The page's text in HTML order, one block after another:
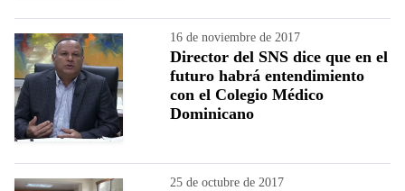
16 de noviembre de 2017
Director del SNS dice que en el
futuro habrá entendimiento
con el Colegio Médico
Dominicano
25 de octubre de 2017